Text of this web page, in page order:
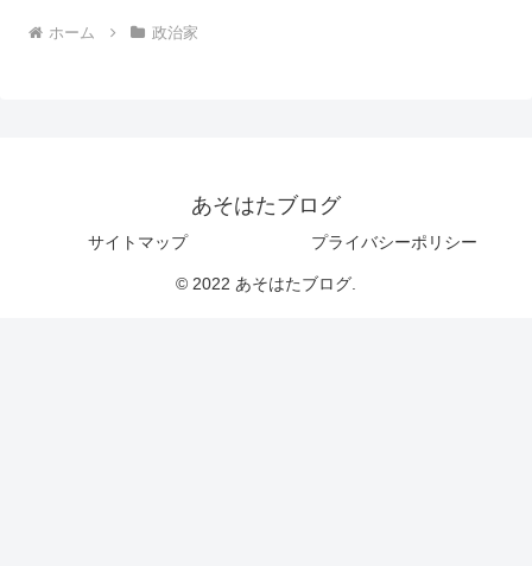
ホーム 政治家
あそはたブログ
サイトマップ プライバシーポリシー
© 2022 あそはたブログ.